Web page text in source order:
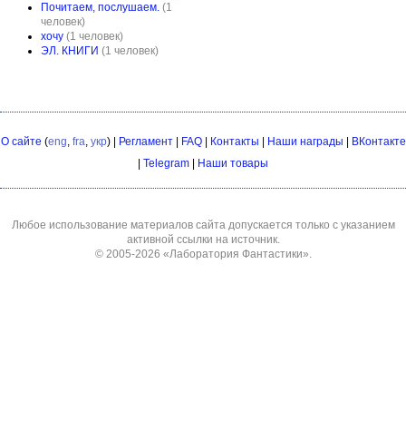
Почитаем, послушаем. (1
человек)
хочу (1 человек)
ЭЛ. КНИГИ (1 человек)
О сайте (eng, fra, укр) | Регламент| FAQ| Контакты Наши награды
ВКонтакте
Telegram Наши товары
Любое использование материалов сайта допускается только с указанием
активной ссылки на источник.
© 2005-2026 «Лаборатория Фантастики».